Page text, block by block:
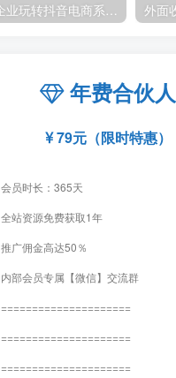
玺承·电商企业玩转抖音电商系列课，6大维度，6位老师，线上揭秘抖音商家入局SOP
年费合伙人
79元（限时特惠）
会员时长：365天
全站资源免费获取1年
推广佣金高达50％
内部会员专属【微信】交流群
=====================
=====================
=====================